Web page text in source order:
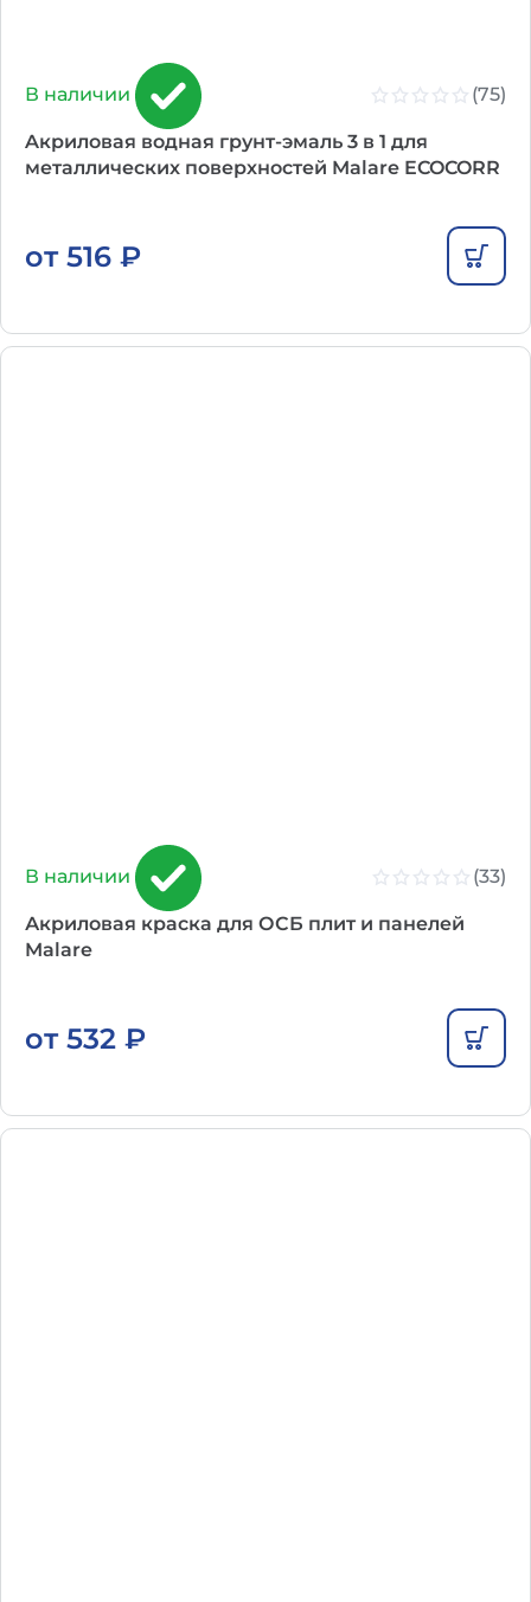
В наличии (75)
Aкриловая водная грунт-эмаль 3 в 1 для
металлических поверхностей Malare ECOCORR
от 516 ₽
В наличии (33)
Акриловая краска для ОСБ плит и панелей
Malare
от 532 ₽